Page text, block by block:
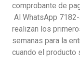
comprobante de
Al WhatsApp
realizan los
semanas para la
cuando el producto